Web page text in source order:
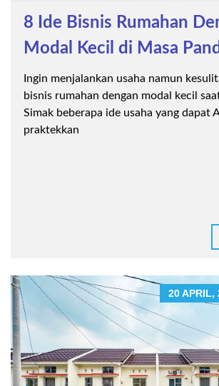
8 Ide Bisnis Rumahan
Modal Kecil di Masa
Ingin menjalankan usaha namun
bisnis rumahan dengan modal kecil
Simak beberapa ide usaha yang dapat
praktekkan
20 APRIL,